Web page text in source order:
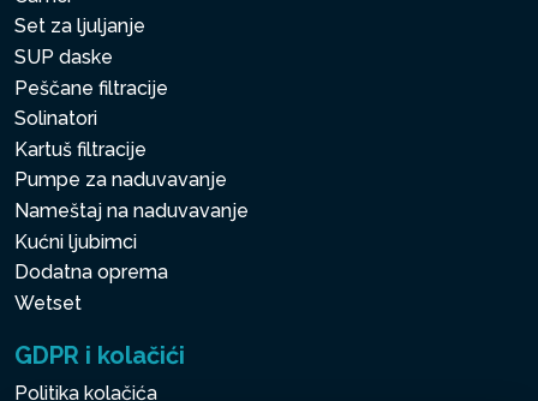
Set za ljuljanje
SUP daske
Peščane filtracije
Solinatori
Kartuš filtracije
Pumpe za naduvavanje
Nameštaj na naduvavanje
Kućni ljubimci
Dodatna oprema
Wetset
GDPR i kolačići
Politika kolačića